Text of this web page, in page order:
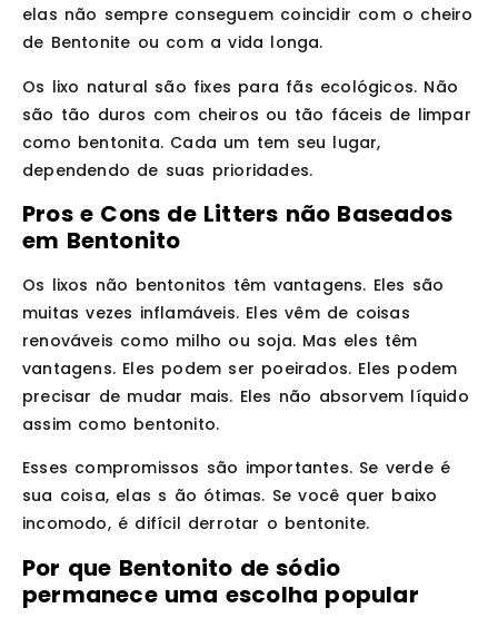
elas não sempre conseguem coincidir com o cheiro
de Bentonite ou com a vida longa.
Os lixo natural são fixes para fãs ecológicos. Não
são tão duros com cheiros ou tão fáceis de limpar
como bentonita. Cada um tem seu lugar,
dependendo de suas prioridades.
Pros e Cons de Litters não Baseados
em Bentonito
Os lixos não bentonitos têm vantagens. Eles são
muitas vezes inflamáveis. Eles vêm de coisas
renováveis como milho ou soja. Mas eles têm
vantagens. Eles podem ser poeirados. Eles podem
precisar de mudar mais. Eles não absorvem líquido
assim como bentonito.
Esses compromissos são importantes. Se verde é
sua coisa, elas s ão ótimas. Se você quer baixo
incomodo, é difícil derrotar o bentonite.
Por que Bentonito de sódio
permanece uma escolha popular